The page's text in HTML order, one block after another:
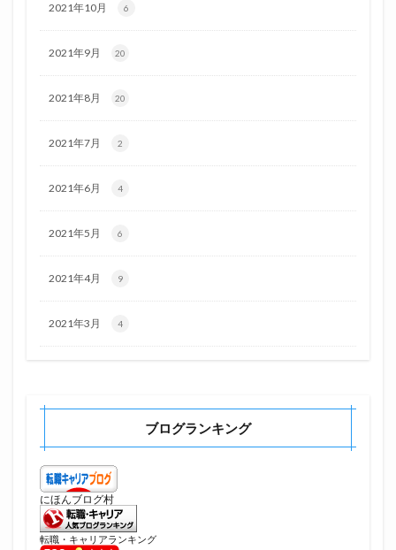
2021年10月 6
2021年9月 20
2021年8月 20
2021年7月 2
2021年6月 4
2021年5月 6
2021年4月 9
2021年3月 4
ブログランキング
にほんブログ村
転職・キャリアランキング